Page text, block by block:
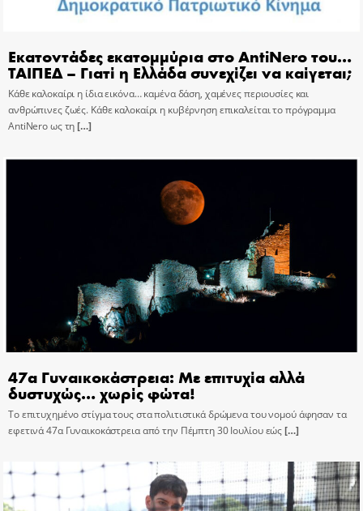
Εκατοντάδες εκατομμύρια στο AntiNero του…
ΤΑΙΠΕΔ – Γιατί η Ελλάδα συνεχίζει να καίγεται;
Κάθε καλοκαίρι η ίδια εικόνα… καμένα δάση, χαμένες περιουσίες και
ανθρώπινες ζωές. Κάθε καλοκαίρι η κυβέρνηση επικαλείται το πρόγραμμα
AntiNero ως τη[…]
47α Γυναικοκάστρεια: Με επιτυχία αλλά
δυστυχώς… χωρίς φώτα!
Το επιτυχημένο στίγμα τους στα πολιτιστικά δρώμενα του νομού άφησαν τα
εφετινά 47α Γυναικοκάστρεια από την Πέμπτη 30 Ιουλίου εώς[…]